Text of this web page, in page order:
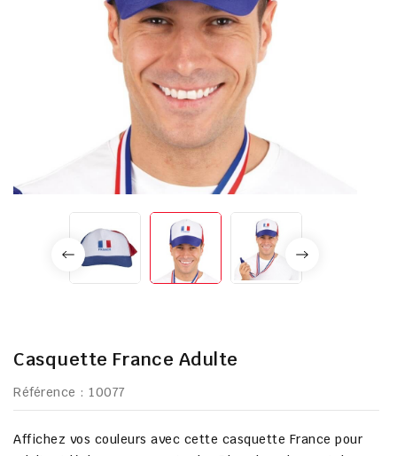
Casquette France Adulte
Référence : 10077
Affichez vos couleurs avec cette casquette France pour